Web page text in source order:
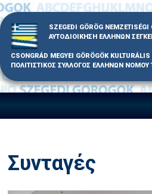
Skip
to
content
SZEGEDI GÖRÖG NEMZETISÉGI
ΑΥΤΟΔΙΟΙΚΗΣΗ ΕΛΛΗΝΩΝ
CSONGRÁD MEGYEI GÖRÖGÖK KULTURÁLIS
ΠΟΛΙΤΙΣΤΙΚΟΣ ΣΥΛΛΟΓΟΣ ΕΛΛΗΝΩΝ ΝΟΜΟΥ
Συνταγές